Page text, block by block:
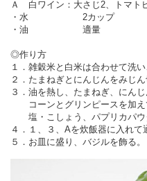
Ａ 白ワイン：大さじ2、トマト
・水 2カップ
・油 適量
◎作り方
１．雑穀米と白米は合わせて洗い
２．たまねぎとにんじんをみじ
３．油を熱し、たまねぎ、にん
コーンとグリンピースを加え
塩・こしょう、パプリカパウ
４．１、３、Aを炊飯器に入れて
５．お皿に盛り、バジルを飾る。